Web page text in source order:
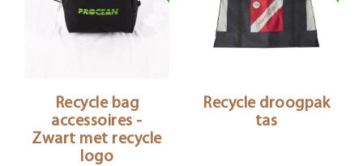
Recycle bag
accessoires -
Zwart met recycle
logo
Recycle droogpak
tas